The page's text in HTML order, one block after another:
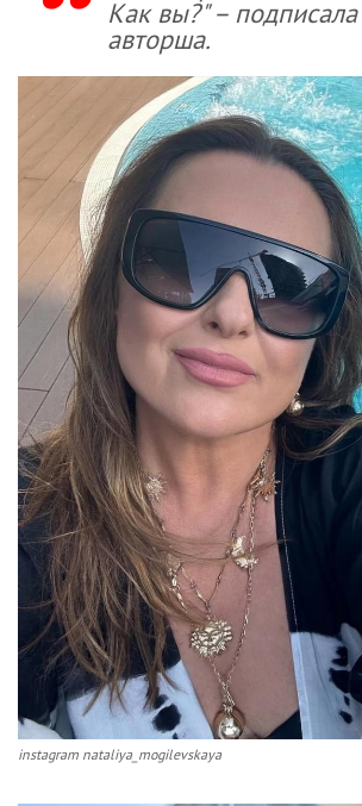
Как вы?" –
авторша.
instagram nataliya_mogilevskaya